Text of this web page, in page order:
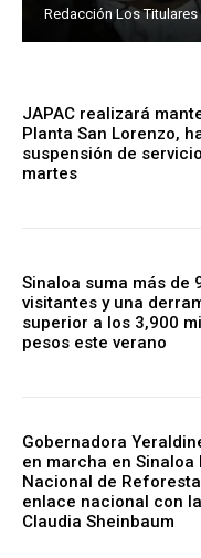
Redacción Los Titulares
JAPAC realizará
Planta San Lorenzo,
suspensión de
martes
Sinaloa suma más de
visitantes y una
superior a los 3,900
pesos este verano
Gobernadora
en marcha en Sinaloa
Nacional de
enlace nacional con
Claudia Sheinbaum